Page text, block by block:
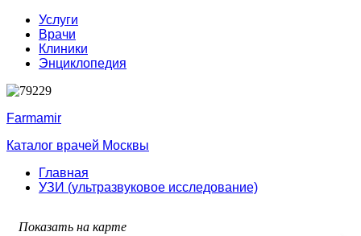
Услуги
Врачи
Клиники
Энциклопедия
Farmamir
Каталог врачей Москвы
Главная
УЗИ (ультразвуковое исследование)
Показать на карте